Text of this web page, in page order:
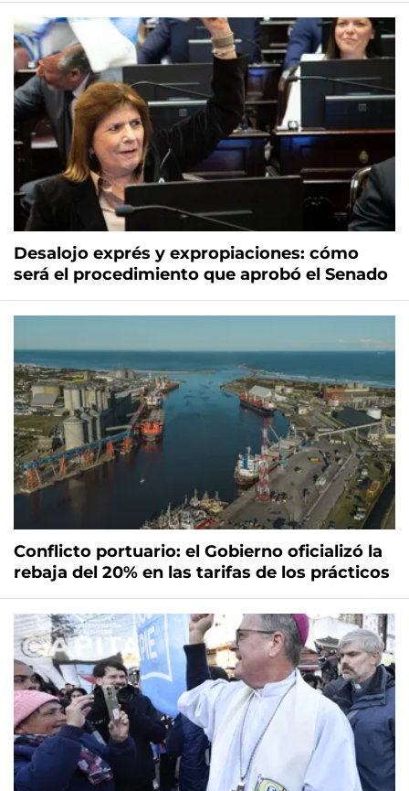
Desalojo exprés y expropiaciones: cómo
será el procedimiento que aprobó el Senado
Conflicto portuario: el Gobierno oficializó la
rebaja del 20% en las tarifas de los prácticos